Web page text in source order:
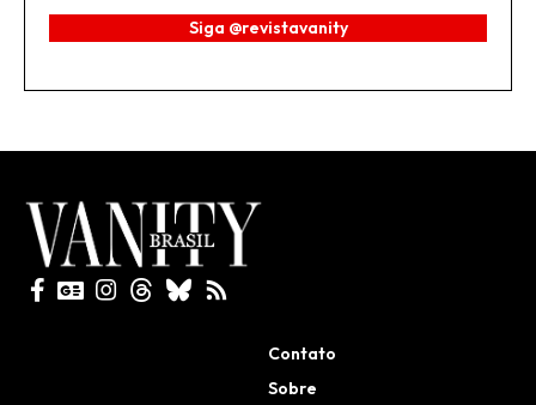
Siga @revistavanity
Contato
Sobre